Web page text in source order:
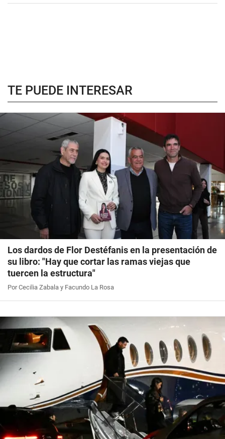
TE PUEDE INTERESAR
Los dardos de Flor Destéfanis en la presentación de
su libro: "Hay que cortar las ramas viejas que
tuercen la estructura"
Por Cecilia Zabala y Facundo La Rosa